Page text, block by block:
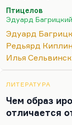
Птицелов
Эдуард Багрицкий
Эдуард
Редьярд
Илья
ЛИТЕРАТУРА
Чем образ
отличается